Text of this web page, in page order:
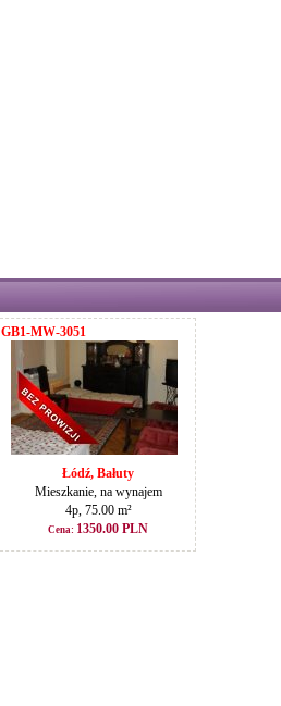
GB1-MW-3051
Łódź, Bałuty
Mieszkanie, na wynajem
4p, 75.00 m²
Cena: 1350.00 PLN